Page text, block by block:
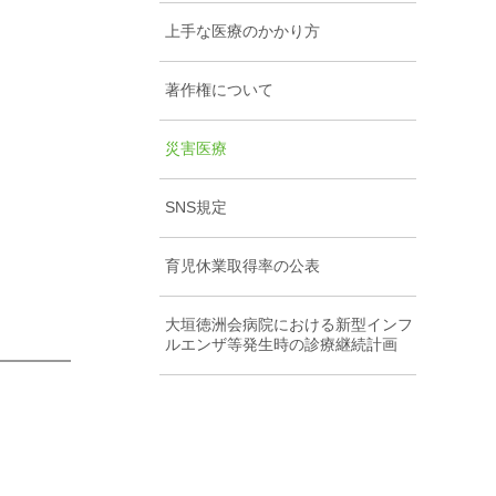
上手な医療のかかり方
著作権について
災害医療
SNS規定
育児休業取得率の公表
大垣徳洲会病院における新型インフ
ルエンザ等発生時の診療継続計画